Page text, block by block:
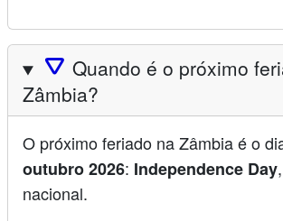
🛆 Quando é o próximo
Zâmbia?
O próximo feriado na Zâmbia é o
outubro 2026: Independence Day
nacional.